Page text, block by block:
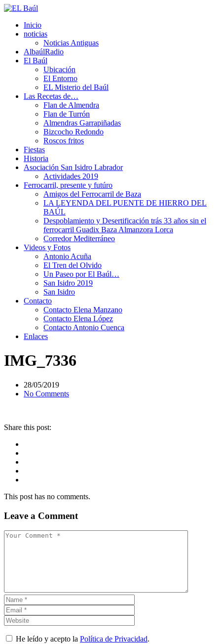
Inicio
noticias
Noticias Antiguas
AlbaúlRadio
El Baúl
Ubicación
El Entorno
EL Misterio del Baúl
Las Recetas de…
Flan de Almendra
Flan de Turrón
Almendras Garrapiñadas
Bizcocho Redondo
Roscos fritos
Fiestas
Historia
Asociación San Isidro Labrador
Actividades 2019
Ferrocarril, presente y futúro
Amigos del Ferrocarril de Baza
LA LEYENDA DEL PUENTE DE HIERRO DEL
BAÚL
Despoblamiento y Desertificación trás 33 años sin el
ferrocarril Guadix Baza Almanzora Lorca
Corredor Mediterráneo
Videos y Fotos
Antonio Acuña
El Tren del Olvido
Un Paseo por El Baúl…
San Isidro 2019
San Isidro
Contacto
Contacto Elena Manzano
Contacto Elena López
Contacto Antonio Cuenca
Enlaces
IMG_7336
28/05/2019
No Comments
Share this post:
This post has no comments.
Leave a Comment
He leído y acepto la Política de Privacidad.